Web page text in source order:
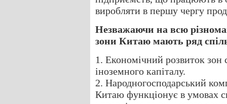
виробляти в першу чергу
Незважаючи на всю
зони Китаю мають ряд
1. Економічний розвиток зон
іноземного капіталу.
2. Народногосподарський
Китаю функціонує в умовах